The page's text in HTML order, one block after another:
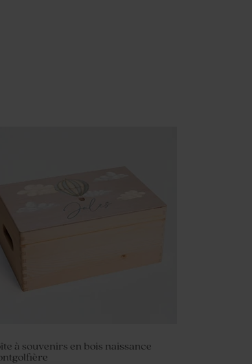
à souvenirs en bois naissance